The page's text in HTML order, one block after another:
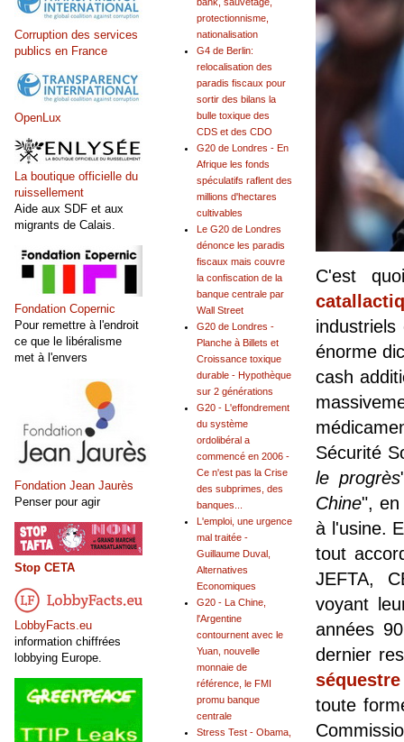
C'est
énorme
cash
Sécurité
le progrès
Chine", en
à l'usine.
tout
JEFTA,
voyant
années
dernier
toute
protectionnisme,
nationalisation
G4 de Berlin:
relocalisation des
paradis fiscaux pour
sortir des bilans la
bulle toxique des
CDS et des CDO
G20 de Londres - En
Afrique les fonds
spéculatifs raflent des
millions d'hectares
cultivables
Le G20 de Londres
dénonce les paradis
fiscaux mais couvre
la confiscation de la
banque centrale par
Wall Street
G20 de Londres -
Planche à Billets et
Croissance toxique
durable - Hypothèque
sur 2 générations
G20 - L'effondrement
du système
ordolibéral a
commencé en 2006 -
Ce n'est pas la Crise
des subprimes, des
banques...
L'emploi, une urgence
mal traitée -
Guillaume Duval,
Alternatives
Economiques
G20 - La Chine,
l'Argentine
contournent avec le
Yuan, nouvelle
monnaie de
référence, le FMI
promu banque
centrale
Stress Test - Obama,
Corruption des services
publics en France
OpenLux
La boutique officielle du
ruissellement
Aide aux SDF et aux
migrants de Calais.
Fondation Copernic
Pour remettre à l'endroit
ce que le libéralisme
met à l'envers
Fondation Jean Jaurès
Penser pour agir
Stop CETA
LobbyFacts.eu
information chiffrées
lobbying Europe.